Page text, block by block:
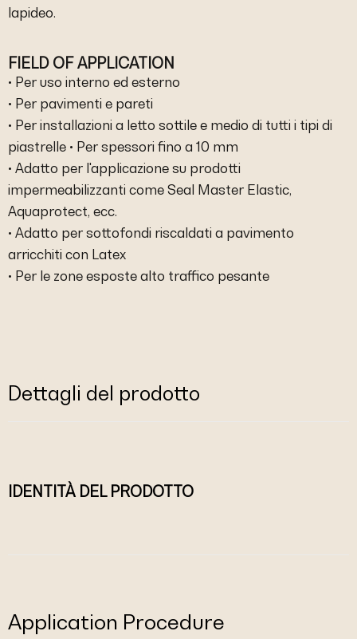
lapideo.
FIELD OF APPLICATION
• Per uso interno ed esterno
• Per pavimenti e pareti
• Per installazioni a letto sottile e medio di tutti i tipi di
piastrelle • Per spessori fino a 10 mm
• Adatto per l'applicazione su prodotti
impermeabilizzanti come Seal Master Elastic,
Aquaprotect, ecc.
• Adatto per sottofondi riscaldati a pavimento
arricchiti con Latex
• Per le zone esposte alto traffico pesante
Dettagli del prodotto
IDENTITÀ DEL PRODOTTO
Application Procedure